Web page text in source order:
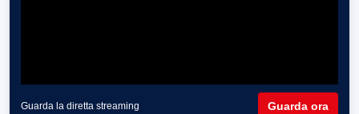
Guarda la diretta streaming Guarda ora